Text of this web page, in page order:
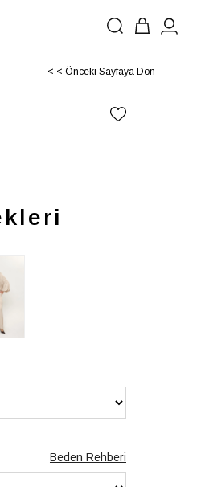
< < Önceki Sayfaya Dön
Beden Rehberi